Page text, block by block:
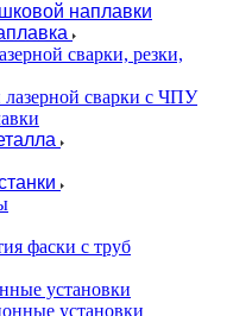
наплавки
сварки, резки,
лазерной сварки с ЧПУ
фаски с труб
установки
установки